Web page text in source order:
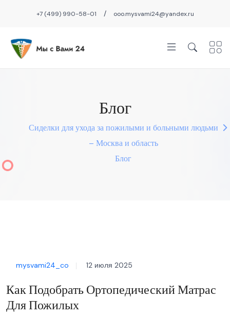
+7 (499) 990-58-01 / ooo.mysvami24@yandex.ru
Блог
Сиделки для ухода за пожилыми и больными людьми
– Москва и область
Блог
mysvami24_co 12 июля 2025
Как Подобрать Ортопедический Матрас
Для Пожилых